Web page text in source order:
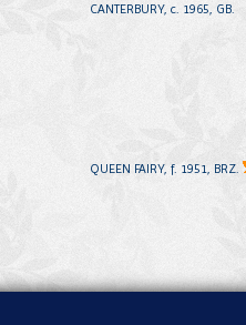
CANTERBURY, c. 1965, GB.
QUEEN FAIRY, f. 1951, BRZ.